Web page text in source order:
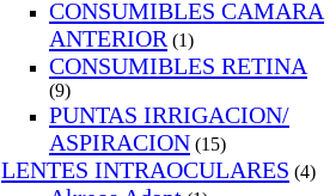
CONSUMIBLES CAMARA
ANTERIOR (1)
CONSUMIBLES RETINA
(9)
PUNTAS IRRIGACION/
ASPIRACION (15)
LENTES INTRAOCULARES (4)